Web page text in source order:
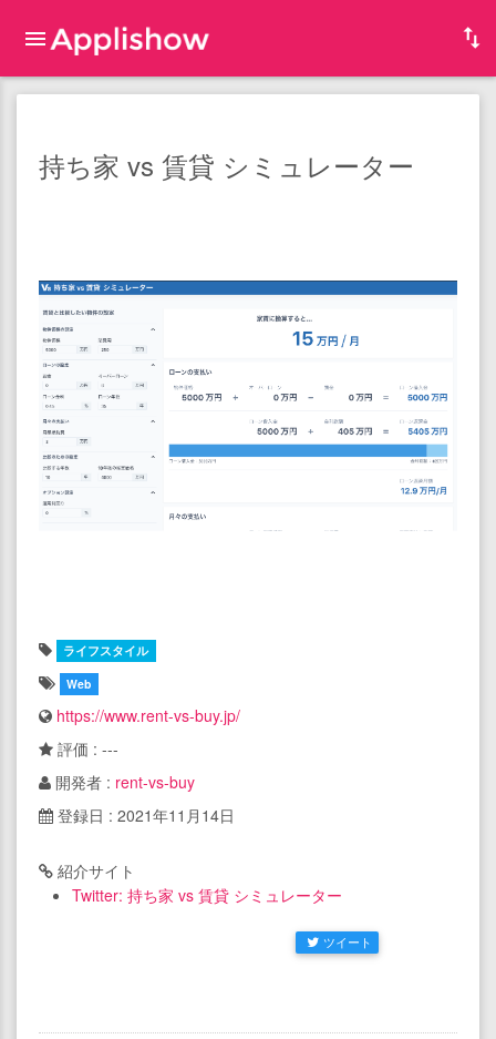
持ち家 vs 賃貸 シミュレーター
ライフスタイル
Web
https://www.rent-vs-buy.jp/
評価 : ---
開発者 : rent-vs-buy
登録日 : 2021年11月14日
紹介サイト
Twitter: 持ち家 vs 賃貸 シミュレーター
ツイート